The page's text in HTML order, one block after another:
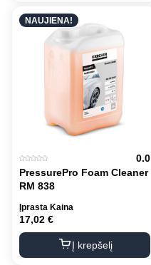
NAUJIENA!
0.0
PressurePro Foam Cleaner
RM 838
Įprasta Kaina
17,02 €
Į krepšelį